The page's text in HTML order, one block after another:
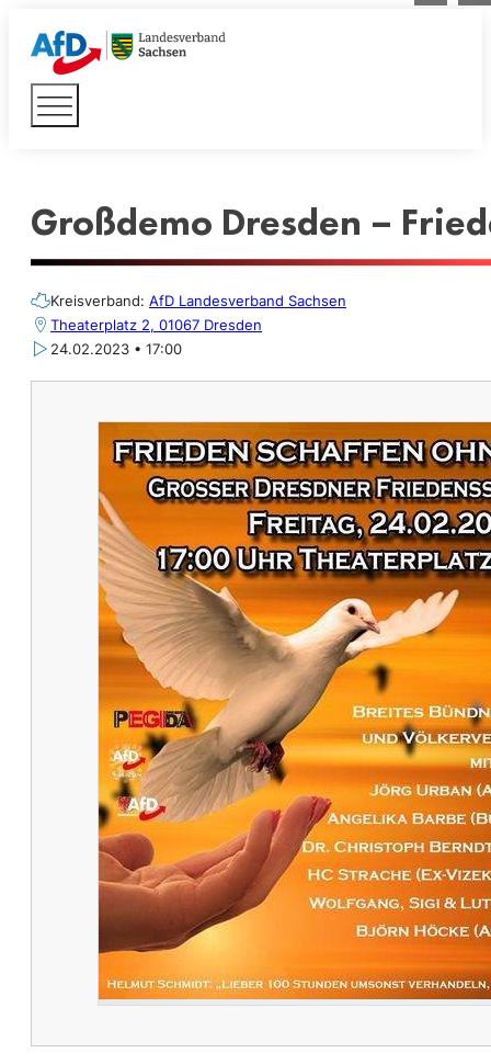
Großdemo Dresden –
Kreisverband: AfD Landesverband Sachsen
Theaterplatz 2, 01067 Dresden
24.02.2023 • 17:00